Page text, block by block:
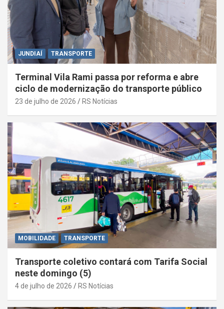
JUNDIAÍ TRANSPORTE
Terminal Vila Rami passa por reforma e abre
ciclo de modernização do transporte público
23 de julho de 2026 RS Notícias
MOBILIDADE TRANSPORTE
Transporte coletivo contará com Tarifa Social
neste domingo (5)
4 de julho de 2026 RS Notícias